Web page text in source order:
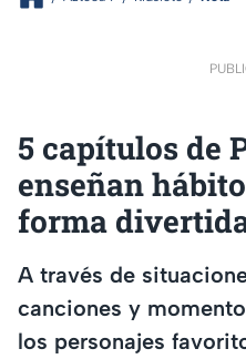
5 capítulos de
enseñan
forma
A través de
canciones y
los personajes